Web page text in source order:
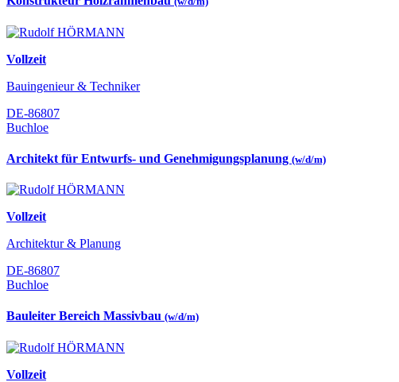
Vollzeit
Bauingenieur & Techniker
DE-86807
Buchloe
Architekt für Entwurfs- und Genehmigungsplanung (w/d/m)
Vollzeit
Architektur & Planung
DE-86807
Buchloe
Bauleiter Bereich Massivbau (w/d/m)
Vollzeit